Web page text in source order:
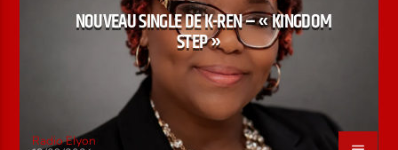
NOUVEAU SINGLE DE K-REN – « KINGDOM
STEP »
Radio Elyon